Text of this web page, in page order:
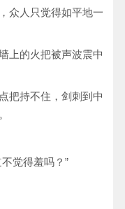
众人只觉得如平地一
上的火把被声波震中
把持不住，剑刺到中
觉得羞吗？”